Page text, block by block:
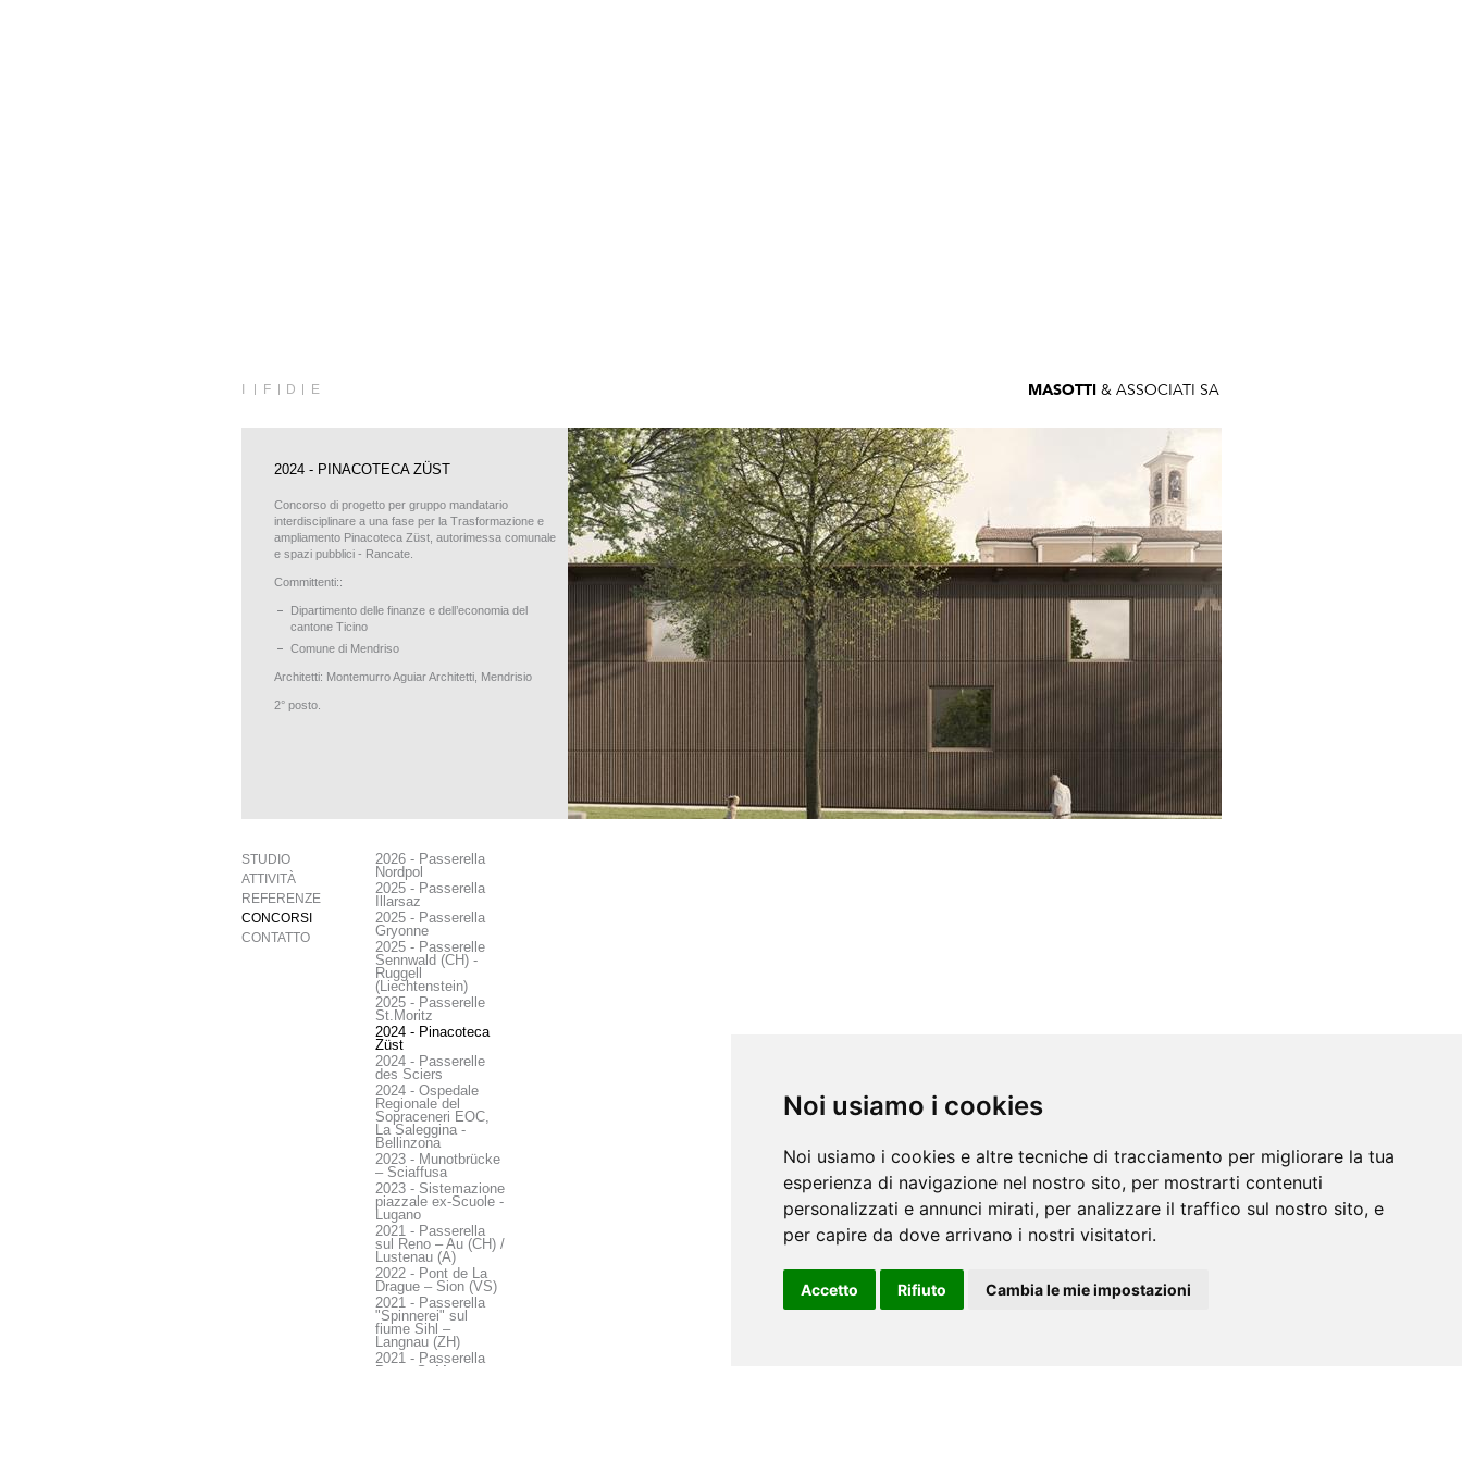
Noi usiamo i cookies
Noi usiamo i cookies e altre tecniche di tracciamento per migliorare la tua
esperienza di navigazione nel nostro sito, per mostrarti contenuti
personalizzati e annunci mirati, per analizzare il traffico sul nostro sito, e
per capire da dove arrivano i nostri visitatori.
Accetto Rifiuto Cambia le mie impostazioni
STUDIO
ATTIVITÀ
REFERENZE
CONCORSI
CONTATTO
2026 - Passerella
Nordpol
2025 - Passerella
Illarsaz
2025 - Passerella
Gryonne
2025 - Passerelle
Sennwald (CH) -
Ruggell
(Liechtenstein)
2025 - Passerelle
St.Moritz
2024 - Pinacoteca
Züst
2024 - Passerelle
des Sciers
2024 - Ospedale
Regionale del
Sopraceneri EOC,
La Saleggina -
Bellinzona
2023 - Munotbrücke
– Sciaffusa
2023 - Sistemazione
piazzale ex-Scuole -
Lugano
2021 - Passerella
sul Reno – Au (CH) /
Lustenau (A)
2022 - Pont de La
Drague – Sion (VS)
2021 - Passerella
"Spinnerei" sul
fiume Sihl –
Langnau (ZH)
2021 - Passerella
Parco S. Mangen –
F D E
2024 - PINACOTECA ZÜST
Concorso di progetto per gruppo mandatario
interdisciplinare a una fase per la Trasformazione e
ampliamento Pinacoteca Züst, autorimessa comunale
e spazi pubblici - Rancate.
Committenti::
Dipartimento delle finanze e dell’economia del
cantone Ticino
Comune di Mendriso
Architetti: Montemurro Aguiar Architetti, Mendrisio
2° posto.